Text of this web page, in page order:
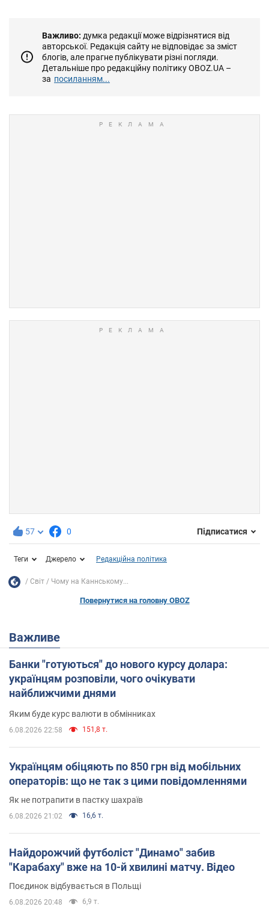
Важливо: думка редакції може відрізнятися від
авторської. Редакція сайту не відповідає за зміст
блогів, але прагне публікувати різні погляди.
Детальніше про редакційну політику OBOZ.UA –
за посиланням...
57 0 Підписатися
Теги Джерело Редакційна політика
Світ Чому на Каннському...
Повернутися на головну OBOZ
Важливе
Банки "готуються" до нового курсу долара:
українцям розповіли, чого очікувати
найближчими днями
Яким буде курс валюти в обмінниках
6.08.2026 22:58 151,8 т.
Українцям обіцяють по 850 грн від мобільних
операторів: що не так з цими повідомленнями
Як не потрапити в пастку шахраїв
6.08.2026 21:02 16,6 т.
Найдорожчий футболіст "Динамо" забив
"Карабаху" вже на 10-й хвилині матчу. Відео
Поєдинок відбувається в Польщі
6.08.2026 20:48 6,9 т.